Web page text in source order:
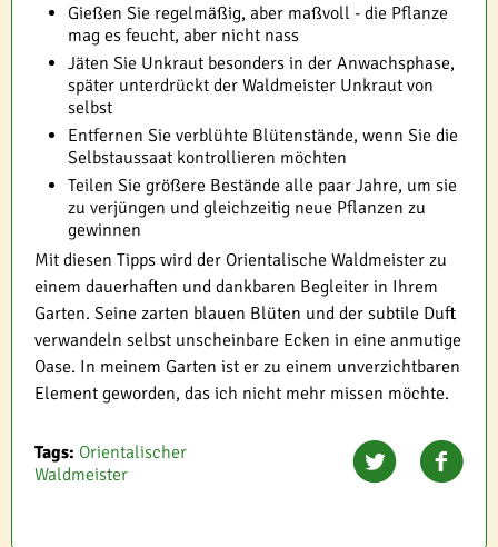
Gießen Sie regelmäßig, aber maßvoll - die Pflanze
mag es feucht, aber nicht nass
Jäten Sie Unkraut besonders in der Anwachsphase,
später unterdrückt der Waldmeister Unkraut von
selbst
Entfernen Sie verblühte Blütenstände, wenn Sie die
Selbstaussaat kontrollieren möchten
Teilen Sie größere Bestände alle paar Jahre, um sie
zu verjüngen und gleichzeitig neue Pflanzen zu
gewinnen
Mit diesen Tipps wird der Orientalische Waldmeister zu
einem dauerhaften und dankbaren Begleiter in Ihrem
Garten. Seine zarten blauen Blüten und der subtile Duft
verwandeln selbst unscheinbare Ecken in eine anmutige
Oase. In meinem Garten ist er zu einem unverzichtbaren
Element geworden, das ich nicht mehr missen möchte.
Tags: Orientalischer
Waldmeister